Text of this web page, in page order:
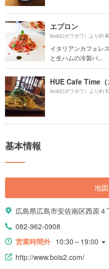
エプロン
bois2(ボワボワ）より約
イタリアンカフェレ
と生ハムの冷製パ...
HUE Cafe Time（
bois2(ボワボワ）より約
基本情報
地
広島県広島市安佐南区西原４
082-962-0908
営業時間外 10:30～19:00
http://www.bois2.com/